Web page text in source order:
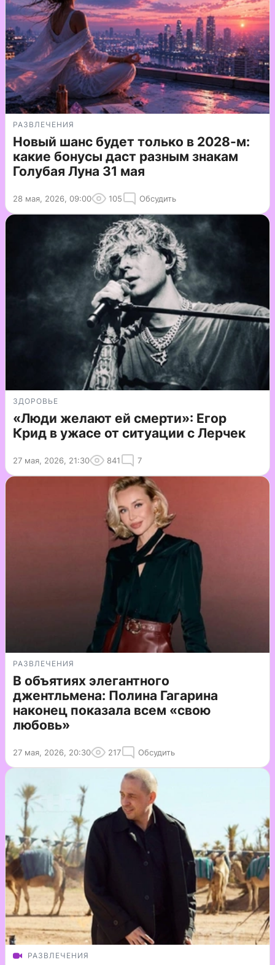
РАЗВЛЕЧЕНИЯ
Новый шанс будет только в 2028-м:
какие бонусы даст разным знакам
Голубая Луна 31 мая
28 мая, 2026, 09:00 105 Обсудить
ЗДОРОВЬЕ
«Люди желают ей смерти»: Егор
Крид в ужасе от ситуации с Лерчек
27 мая, 2026, 21:30 841 7
РАЗВЛЕЧЕНИЯ
В объятиях элегантного
джентльмена: Полина Гагарина
наконец показала всем «свою
любовь»
27 мая, 2026, 20:30 217 Обсудить
РАЗВЛЕЧЕНИЯ